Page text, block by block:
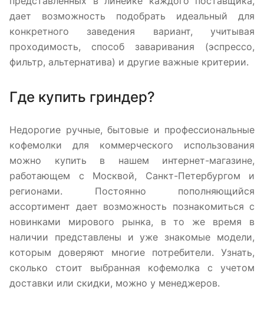
дает возможность подобрать идеальный для
конкретного заведения вариант, учитывая
проходимость, способ заваривания (эспрессо,
фильтр, альтернатива) и другие важные критерии.
Где купить гриндер?
Недорогие ручные, бытовые и профессиональные
кофемолки для коммерческого использования
можно купить в нашем интернет-магазине,
работающем с Москвой, Санкт-Петербургом и
регионами. Постоянно пополняющийся
ассортимент дает возможность познакомиться с
новинками мирового рынка, в то же время в
наличии представлены и уже знакомые модели,
которым доверяют многие потребители. Узнать,
сколько стоит выбранная кофемолка с учетом
доставки или скидки, можно у менеджеров.